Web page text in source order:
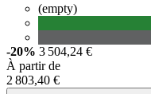
(empty)
-20% 3 504,24 €
À partir de
2 803,40 €